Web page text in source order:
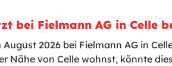
bei Fielmann AG in Celle
2026 bei Fielmann AG in
Nähe von Celle wohnst, könnte